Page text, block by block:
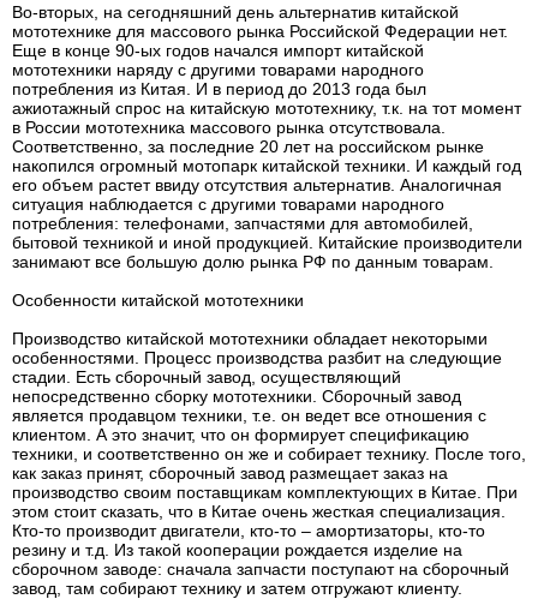
Во-вторых, на сегодняшний день альтернатив китайской
мототехнике для массового рынка Российской Федерации нет.
Еще в конце 90-ых годов начался импорт китайской
мототехники наряду с другими товарами народного
потребления из Китая. И в период до 2013 года был
ажиотажный спрос на китайскую мототехнику, т.к. на тот момент
в России мототехника массового рынка отсутствовала.
Соответственно, за последние 20 лет на российском рынке
накопился огромный мотопарк китайской техники. И каждый год
его объем растет ввиду отсутствия альтернатив. Аналогичная
ситуация наблюдается с другими товарами народного
потребления: телефонами, запчастями для автомобилей,
бытовой техникой и иной продукцией. Китайские производители
занимают все большую долю рынка РФ по данным товарам.
Особенности китайской мототехники
Производство китайской мототехники обладает некоторыми
особенностями. Процесс производства разбит на следующие
стадии. Есть сборочный завод, осуществляющий
непосредственно сборку мототехники. Сборочный завод
является продавцом техники, т.е. он ведет все отношения с
клиентом. А это значит, что он формирует спецификацию
техники, и соответственно он же и собирает технику. После того,
как заказ принят, сборочный завод размещает заказ на
производство своим поставщикам комплектующих в Китае. При
этом стоит сказать, что в Китае очень жесткая специализация.
Кто-то производит двигатели, кто-то – амортизаторы, кто-то
резину и т.д. Из такой кооперации рождается изделие на
сборочном заводе: сначала запчасти поступают на сборочный
завод, там собирают технику и затем отгружают клиенту.